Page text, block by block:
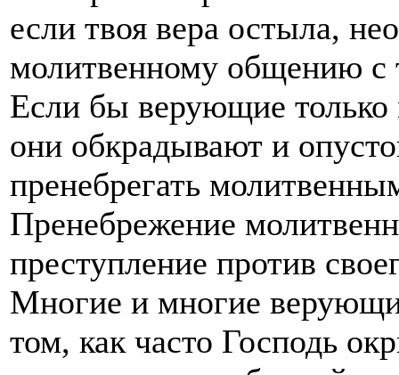
если твоя вера остыла,
молитвенному общению с
Если бы верующие только
они обкрадывают и
пренебрегать
Пренебрежение
преступление против
Многие и многие
том, как часто Господь